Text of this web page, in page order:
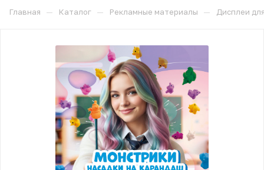
Главная — Каталог — Рекламные материалы — Дисплеи